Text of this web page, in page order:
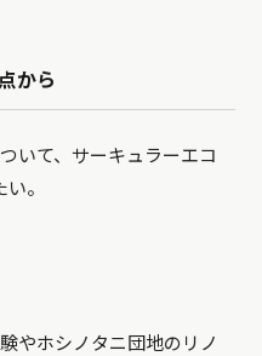
から
いて、サーキュラーエコ
。
やホシノタニ団地のリノ